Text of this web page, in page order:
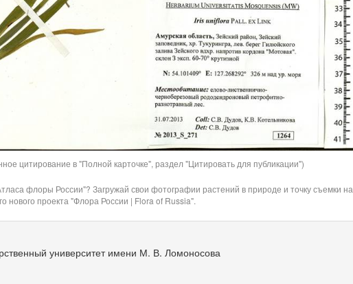
цитирование в "Полной карточке", раздел "Цитировать для публикации")
флоры России"? Загружай свои фотографии растений в природе и точку съемки на
нового проекта "Флора России | Flora of Russia".
университет имени М. В. Ломоносова